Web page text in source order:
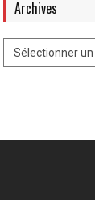
Archives